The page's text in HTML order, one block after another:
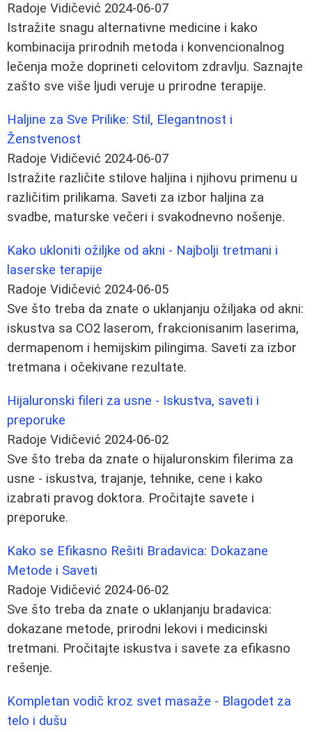
Radoje Vidičević 2024-06-07
Istražite snagu alternativne medicine i kako
kombinacija prirodnih metoda i konvencionalnog
lečenja može doprineti celovitom zdravlju. Saznajte
zašto sve više ljudi veruje u prirodne terapije.
Haljine za Sve Prilike: Stil, Elegantnost i
Ženstvenost
Radoje Vidičević 2024-06-07
Istražite različite stilove haljina i njihovu primenu u
različitim prilikama. Saveti za izbor haljina za
svadbe, maturske večeri i svakodnevno nošenje.
Kako ukloniti ožiljke od akni - Najbolji tretmani i
laserske terapije
Radoje Vidičević 2024-06-05
Sve što treba da znate o uklanjanju ožiljaka od akni:
iskustva sa CO2 laserom, frakcionisanim laserima,
dermapenom i hemijskim pilingima. Saveti za izbor
tretmana i očekivane rezultate.
Hijaluronski fileri za usne - Iskustva, saveti i
preporuke
Radoje Vidičević 2024-06-02
Sve što treba da znate o hijaluronskim filerima za
usne - iskustva, trajanje, tehnike, cene i kako
izabrati pravog doktora. Pročitajte savete i
preporuke.
Kako se Efikasno Rešiti Bradavica: Dokazane
Metode i Saveti
Radoje Vidičević 2024-06-02
Sve što treba da znate o uklanjanju bradavica:
dokazane metode, prirodni lekovi i medicinski
tretmani. Pročitajte iskustva i savete za efikasno
rešenje.
Kompletan vodič kroz svet masaže - Blagodet za
telo i dušu